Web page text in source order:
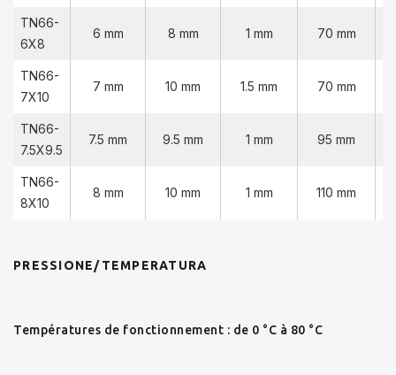
TN66-
6X8
6 mm 8 mm 1 mm 70 mm
TN66-
7X10
7 mm 10 mm 1.5 mm 70 mm
TN66-
7.5X9.5
7.5 mm 9.5 mm 1 mm 95 mm
TN66-
8X10
8 mm 10 mm 1 mm 110 mm
PRESSIONE/TEMPERATURA
Températures de fonctionnement : de 0 °C à 80 °C